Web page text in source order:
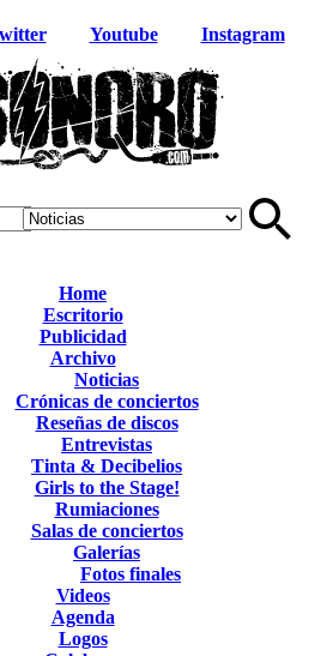
Youtube Instagram
Home
Escritorio
Publicidad
Archivo
Noticias
Crónicas de conciertos
Reseñas de discos
Entrevistas
Tinta & Decibelios
Girls to the Stage!
Rumiaciones
Salas de conciertos
Galerías
Fotos finales
Videos
Agenda
Logos